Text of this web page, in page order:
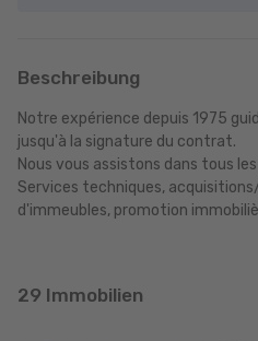
Beschreibung
Notre expérience depuis 1975
jusqu'à la signature du contrat.
Nous vous assistons dans tous
Services techniques,
d'immeubles, promotion
29 Immobilien